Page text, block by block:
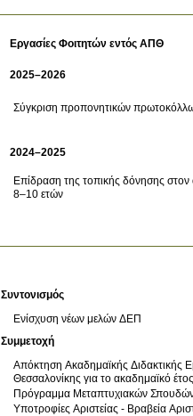
Εργασίες Φοιτητών εντός ΑΠΘ
2025–2026
Σύγκριση προπονητικών
2024–2025
Επίδραση της τοπικής δόνησης στον
8–10 ετών
Συντονισμός
Ενίσχυση νέων μελών ΔΕΠ
Συμμετοχή
Απόκτηση Ακαδημαϊκής Διδακτικής
Θεσσαλονίκης για τo ακαδημαϊκό
Πρόγραμμα Μεταπτυχιακών